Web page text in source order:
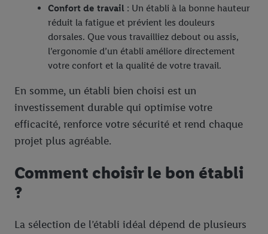
Confort de travail : Un établi à la bonne hauteur
réduit la fatigue et prévient les douleurs
dorsales. Que vous travailliez debout ou assis,
l’ergonomie d’un établi améliore directement
votre confort et la qualité de votre travail.
En somme, un établi bien choisi est un
investissement durable qui optimise votre
efficacité, renforce votre sécurité et rend chaque
projet plus agréable.
Comment choisir le bon établi
?
La sélection de l’établi idéal dépend de plusieurs